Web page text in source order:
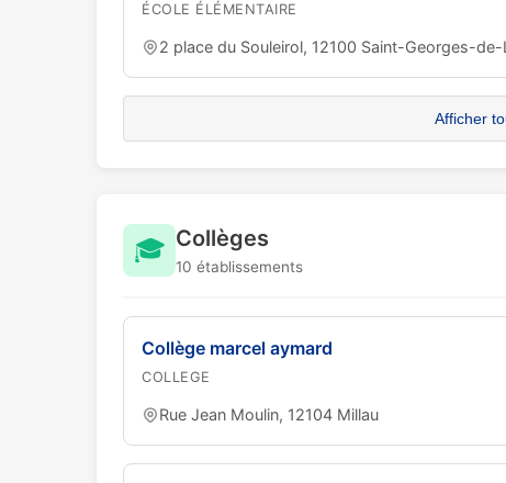
ÉCOLE ÉLÉMENTAIRE
2 place du Souleirol, 12100 Saint-Georges-
Afficher
🎓 Collèges
10 établissements
Collège marcel aymard
COLLEGE
Rue Jean Moulin, 12104 Millau